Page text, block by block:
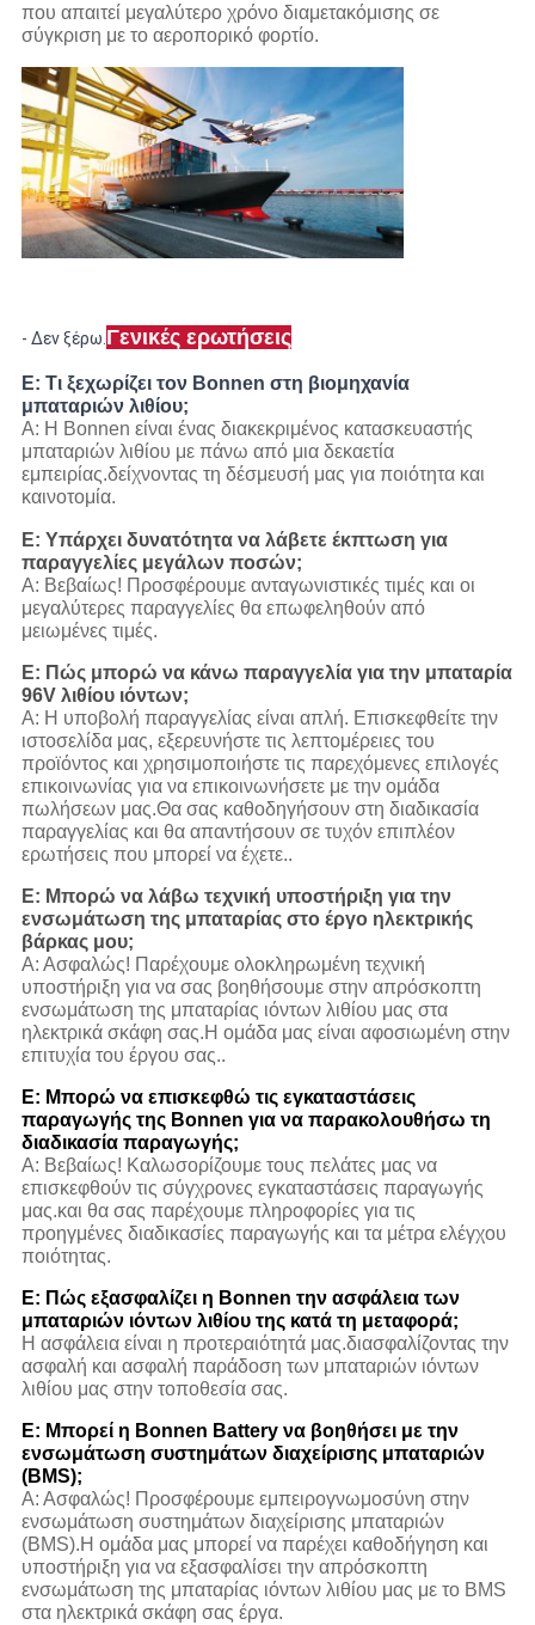
που απαιτεί μεγαλύτερο χρόνο διαμετακόμισης σε
σύγκριση με το αεροπορικό φορτίο.
- Δεν ξέρω. Γενικές ερωτήσεις
Ε: Τι ξεχωρίζει τον Bonnen στη βιομηχανία
μπαταριών λιθίου;
Α: Η Bonnen είναι ένας διακεκριμένος κατασκευαστής
μπαταριών λιθίου με πάνω από μια δεκαετία
εμπειρίας.δείχνοντας τη δέσμευσή μας για ποιότητα και
καινοτομία.
Ε: Υπάρχει δυνατότητα να λάβετε έκπτωση για
παραγγελίες μεγάλων ποσών;
Α: Βεβαίως! Προσφέρουμε ανταγωνιστικές τιμές και οι
μεγαλύτερες παραγγελίες θα επωφεληθούν από
μειωμένες τιμές.
Ε: Πώς μπορώ να κάνω παραγγελία για την μπαταρία
96V λιθίου ιόντων;
Α: Η υποβολή παραγγελίας είναι απλή. Επισκεφθείτε την
ιστοσελίδα μας, εξερευνήστε τις λεπτομέρειες του
προϊόντος και χρησιμοποιήστε τις παρεχόμενες επιλογές
επικοινωνίας για να επικοινωνήσετε με την ομάδα
πωλήσεων μας.Θα σας καθοδηγήσουν στη διαδικασία
παραγγελίας και θα απαντήσουν σε τυχόν επιπλέον
ερωτήσεις που μπορεί να έχετε..
Ε: Μπορώ να λάβω τεχνική υποστήριξη για την
ενσωμάτωση της μπαταρίας στο έργο ηλεκτρικής
βάρκας μου;
Α: Ασφαλώς! Παρέχουμε ολοκληρωμένη τεχνική
υποστήριξη για να σας βοηθήσουμε στην απρόσκοπτη
ενσωμάτωση της μπαταρίας ιόντων λιθίου μας στα
ηλεκτρικά σκάφη σας.Η ομάδα μας είναι αφοσιωμένη στην
επιτυχία του έργου σας..
Ε: Μπορώ να επισκεφθώ τις εγκαταστάσεις
παραγωγής της Bonnen για να παρακολουθήσω τη
διαδικασία παραγωγής;
Α: Βεβαίως! Καλωσορίζουμε τους πελάτες μας να
επισκεφθούν τις σύγχρονες εγκαταστάσεις παραγωγής
μας.και θα σας παρέχουμε πληροφορίες για τις
προηγμένες διαδικασίες παραγωγής και τα μέτρα ελέγχου
ποιότητας.
Ε: Πώς εξασφαλίζει η Bonnen την ασφάλεια των
μπαταριών ιόντων λιθίου της κατά τη μεταφορά;
Η ασφάλεια είναι η προτεραιότητά μας.διασφαλίζοντας την
ασφαλή και ασφαλή παράδοση των μπαταριών ιόντων
λιθίου μας στην τοποθεσία σας.
Ε: Μπορεί η Bonnen Battery να βοηθήσει με την
ενσωμάτωση συστημάτων διαχείρισης μπαταριών
(BMS);
Α: Ασφαλώς! Προσφέρουμε εμπειρογνωμοσύνη στην
ενσωμάτωση συστημάτων διαχείρισης μπαταριών
(BMS).Η ομάδα μας μπορεί να παρέχει καθοδήγηση και
υποστήριξη για να εξασφαλίσει την απρόσκοπτη
ενσωμάτωση της μπαταρίας ιόντων λιθίου μας με το BMS
στα ηλεκτρικά σκάφη σας έργα.